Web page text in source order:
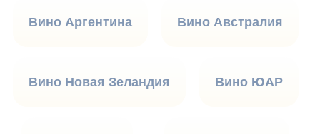
Вино Аргентина Вино Австралия
Вино Новая Зеландия Вино ЮАР